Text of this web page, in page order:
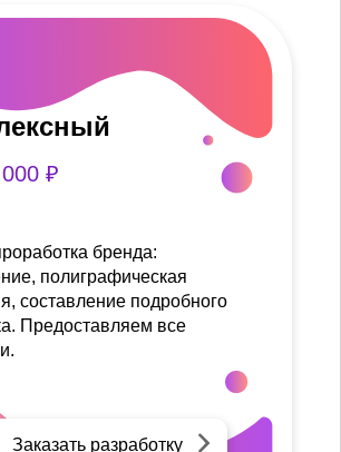
₽
бренда:
полиграфическая
составление подробного
Предоставляем все
Заказать разработку